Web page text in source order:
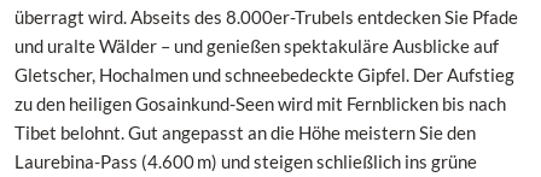
überragt wird. Abseits des 8.000er-Trubels entdecken Sie Pfade
und uralte Wälder – und genießen spektakuläre Ausblicke auf
Gletscher, Hochalmen und schneebedeckte Gipfel. Der Aufstieg
zu den heiligen Gosainkund-Seen wird mit Fernblicken bis nach
Tibet belohnt. Gut angepasst an die Höhe meistern Sie den
Laurebina-Pass (4.600 m) und steigen schließlich ins grüne